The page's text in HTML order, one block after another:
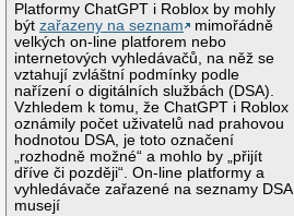
Platformy ChatGPT i Roblox by mohly
býtzařazeny na seznam
mimořádně
velkých on-line platforem nebo
internetových vyhledávačů, na něž se
vztahují zvláštní podmínky podle
nařízení o digitálních službách (DSA).
Vzhledem k tomu, že ChatGPT i Roblox
oznámily počet uživatelů nad prahovou
hodnotou DSA, je toto označení
„rozhodně možné“ a mohlo by „přijít
dříve či později“. On-line platformy a
vyhledávače zařazené na seznamy DSA
musejí